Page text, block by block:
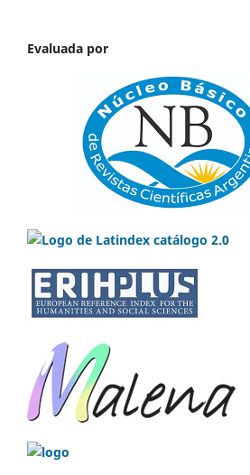
Evaluada por